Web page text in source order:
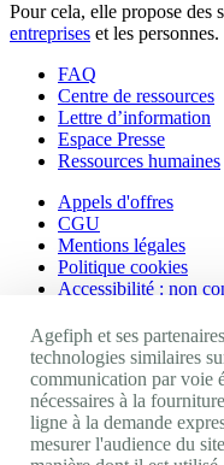
Pour cela, elle propose des
entreprises et les personnes.
FAQ
Centre de ressources
Lettre d’information
Espace Presse
Ressources humaines
Appels d'offres
CGU
Mentions légales
Politique cookies
Accessibilité : non
Nos autres sites
Site portail Agefiph
Activateur de progrès
Handinnov
Innovation et
Agefiph et ses
technologies similaires
communication par voie
nécessaires à la
ligne à la demande
mesurer l'audience du